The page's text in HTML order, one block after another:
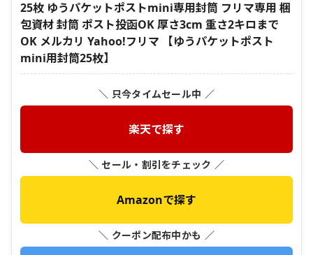
25枚 ゆうパケットポストmini専用封筒 フリマ専用 梱
包資材 封筒 ポスト投函OK 厚さ3cm 重さ2キロまで
OK メルカリ Yahoo!フリマ 【ゆうパケットポスト
mini用封筒25枚】
＼ 只今タイムセール中 ／
楽天で探す
＼ セール・割引をチェック ／
Amazonで探す
＼ クーポン配布中かも ／